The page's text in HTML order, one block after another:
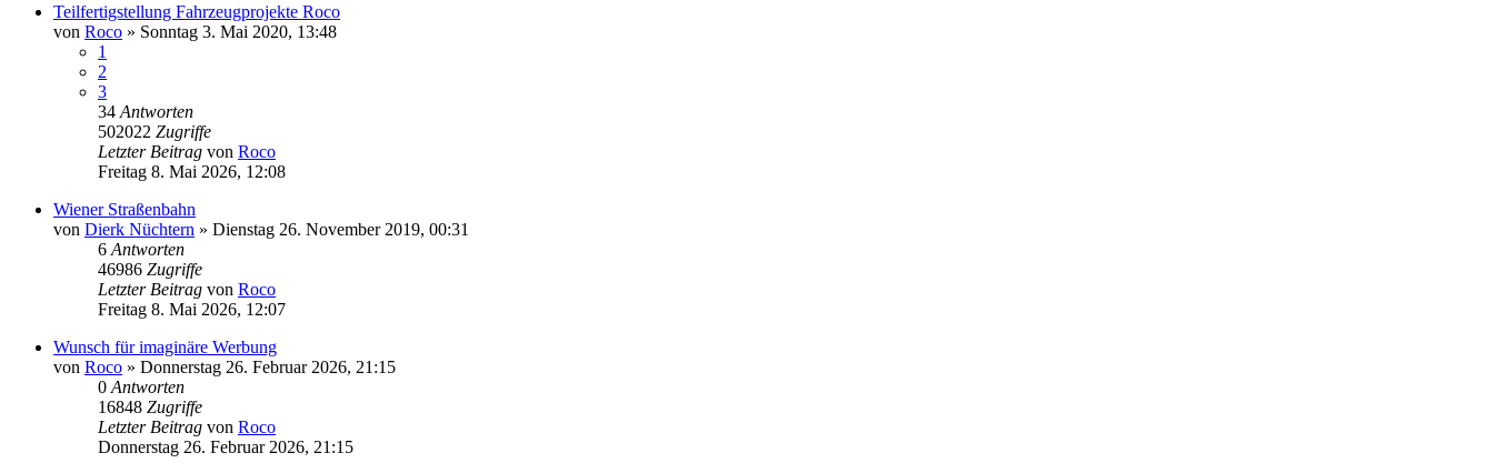
Teilfertigstellung Fahrzeugprojekte Roco
von Roco » Sonntag 3. Mai 2020, 13:48
1
2
3
34 Antworten
502022 Zugriffe
Letzter Beitrag von Roco
Freitag 8. Mai 2026, 12:08
Wiener Straßenbahn
von Dierk Nüchtern » Dienstag 26. November 2019, 00:31
6 Antworten
46986 Zugriffe
Letzter Beitrag von Roco
Freitag 8. Mai 2026, 12:07
Wunsch für imaginäre Werbung
von Roco » Donnerstag 26. Februar 2026, 21:15
0 Antworten
16848 Zugriffe
Letzter Beitrag von Roco
Donnerstag 26. Februar 2026, 21:15